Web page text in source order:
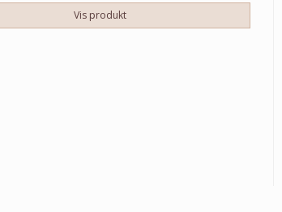
Vis produkt